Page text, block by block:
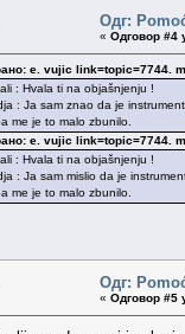
Одг:
« Одговор #4
e. vujic link=topic=7744.
: Hvala ti na objašnjenju !
: Ja sam znao da je
me je to malo zbunilo.
e. vujic link=topic=7744.
: Hvala ti na objašnjenju !
: Ja sam mislio da je
me je to malo zbunilo.
Одг:
« Одговор #5